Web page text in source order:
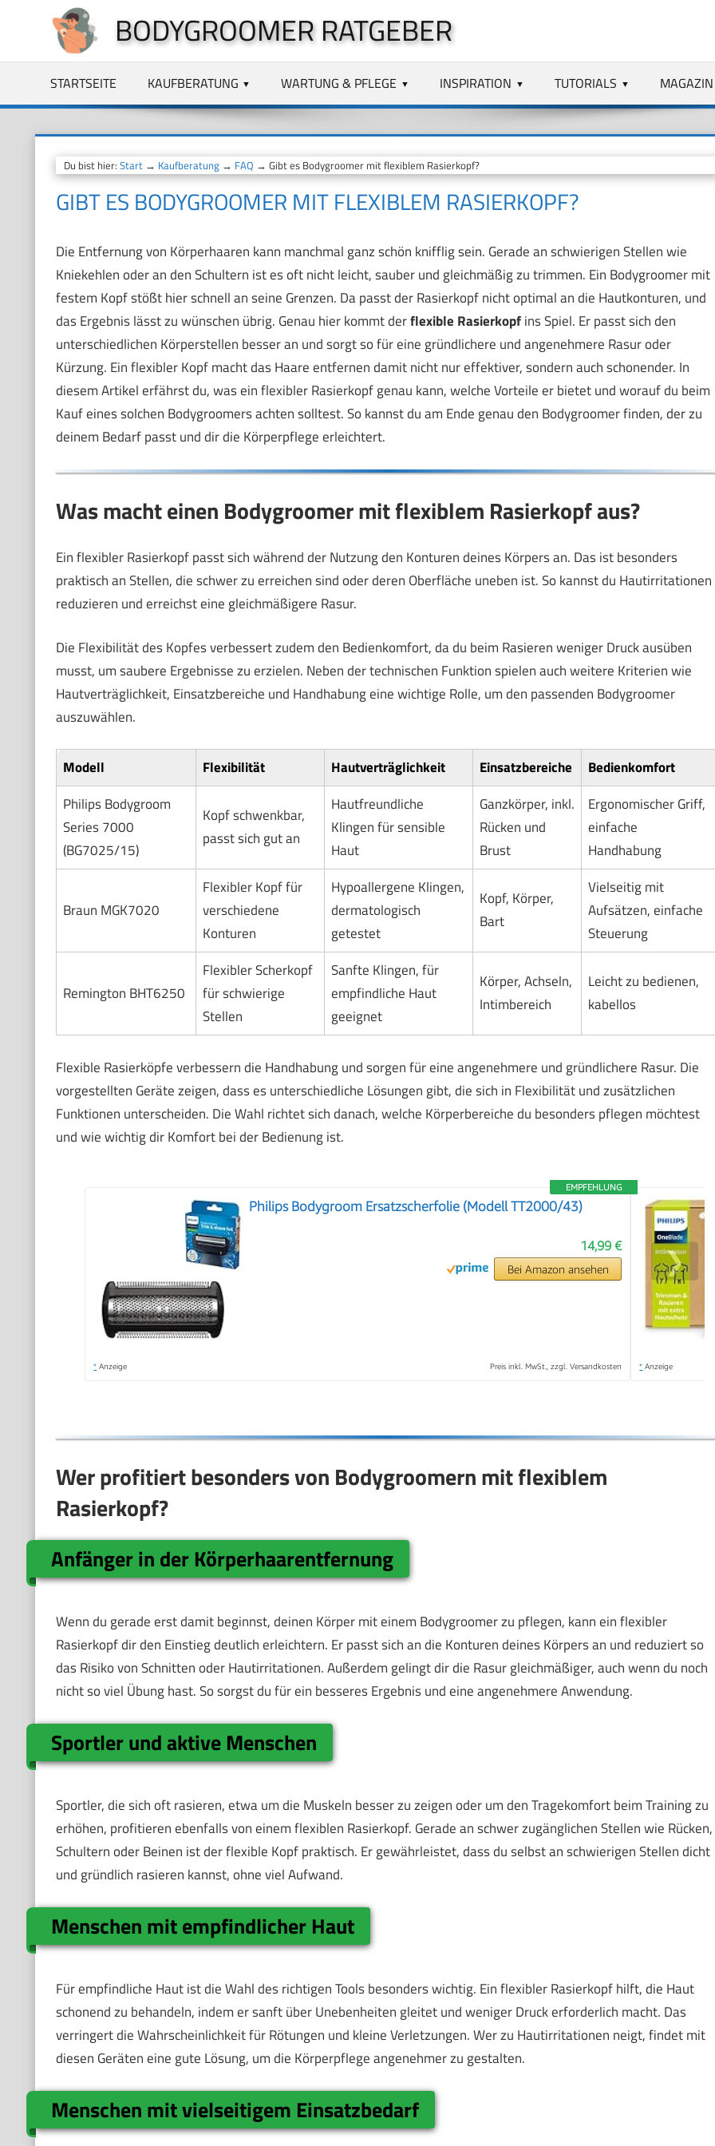
springen
BODYGROOMER RATGEBER
STARTSEITE KAUFBERATUNG WARTUNG & PFLEGE INSPIRATION TUTORIALS MAGAZIN
Du bist hier: Start→ Kaufberatung→ FAQ → Gibt es Bodygroomer mit flexiblem Rasierkopf?
GIBT ES BODYGROOMER MIT FLEXIBLEM RASIERKOPF?
Die Entfernung von Körperhaaren kann manchmal ganz schön knifflig sein. Gerade an schwierigen Stellen wie
Kniekehlen oder an den Schultern ist es oft nicht leicht, sauber und gleichmäßig zu trimmen. Ein Bodygroomer mit
festem Kopf stößt hier schnell an seine Grenzen. Da passt der Rasierkopf nicht optimal an die Hautkonturen, und
das Ergebnis lässt zu wünschen übrig. Genau hier kommt derflexible Rasierkopfins Spiel. Er passt sich den
unterschiedlichen Körperstellen besser an und sorgt so für eine gründlichere und angenehmere Rasur oder
Kürzung. Ein flexibler Kopf macht das Haare entfernen damit nicht nur effektiver, sondern auch schonender. In
diesem Artikel erfährst du, was ein flexibler Rasierkopf genau kann, welche Vorteile er bietet und worauf du beim
Kauf eines solchen Bodygroomers achten solltest. So kannst du am Ende genau den Bodygroomer finden, der zu
deinem Bedarf passt und dir die Körperpflege erleichtert.
Was macht einen Bodygroomer mit flexiblem Rasierkopf aus?
Ein flexibler Rasierkopf passt sich während der Nutzung den Konturen deines Körpers an. Das ist besonders
praktisch an Stellen, die schwer zu erreichen sind oder deren Oberfläche uneben ist. So kannst du Hautirritationen
reduzieren und erreichst eine gleichmäßigere Rasur.
Die Flexibilität des Kopfes verbessert zudem den Bedienkomfort, da du beim Rasieren weniger Druck ausüben
musst, um saubere Ergebnisse zu erzielen. Neben der technischen Funktion spielen auch weitere Kriterien wie
Hautverträglichkeit, Einsatzbereiche und Handhabung eine wichtige Rolle, um den passenden Bodygroomer
auszuwählen.
Modell Flexibilität Hautverträglichkeit Einsatzbereiche
Bedienkomfort
Philips Bodygroom
Series 7000
(BG7025/15)
Kopf schwenkbar,
passt sich gut an
Hautfreundliche
Klingen für sensible
Haut
Ganzkörper, inkl.
Rücken und
Brust
Ergonomischer Griff,
einfache
Handhabung
Braun MGK7020
Flexibler Kopf für
verschiedene
Konturen
Hypoallergene Klingen,
dermatologisch
getestet
Kopf, Körper,
Bart
Vielseitig mit
Aufsätzen, einfache
Steuerung
Remington BHT6250
Flexibler Scherkopf
für schwierige
Stellen
Sanfte Klingen, für
empfindliche Haut
geeignet
Körper, Achseln,
Intimbereich
Leicht zu bedienen,
kabellos
Flexible Rasierköpfe verbessern die Handhabung und sorgen für eine angenehmere und gründlichere Rasur. Die
vorgestellten Geräte zeigen, dass es unterschiedliche Lösungen gibt, die sich in Flexibilität und zusätzlichen
Funktionen unterscheiden. Die Wahl richtet sich danach, welche Körperbereiche du besonders pflegen möchtest
und wie wichtig dir Komfort bei der Bedienung ist.
EMPFEHLUNG
Philips Bodygroom Ersatzscherfolie (Modell TT2000/43)
14,99 €
Bei Amazon ansehen
* Anzeige Preis inkl. MwSt., zzgl. Versandkosten * Anzeige
❯
Wer profitiert besonders von Bodygroomern mit flexiblem
Rasierkopf?
Anfänger in der Körperhaarentfernung
Wenn du gerade erst damit beginnst, deinen Körper mit einem Bodygroomer zu pflegen, kann ein flexibler
Rasierkopf dir den Einstieg deutlich erleichtern. Er passt sich an die Konturen deines Körpers an und reduziert so
das Risiko von Schnitten oder Hautirritationen. Außerdem gelingt dir die Rasur gleichmäßiger, auch wenn du noch
nicht so viel Übung hast. So sorgst du für ein besseres Ergebnis und eine angenehmere Anwendung.
Sportler und aktive Menschen
Sportler, die sich oft rasieren, etwa um die Muskeln besser zu zeigen oder um den Tragekomfort beim Training zu
erhöhen, profitieren ebenfalls von einem flexiblen Rasierkopf. Gerade an schwer zugänglichen Stellen wie Rücken,
Schultern oder Beinen ist der flexible Kopf praktisch. Er gewährleistet, dass du selbst an schwierigen Stellen dicht
und gründlich rasieren kannst, ohne viel Aufwand.
Menschen mit empfindlicher Haut
Für empfindliche Haut ist die Wahl des richtigen Tools besonders wichtig. Ein flexibler Rasierkopf hilft, die Haut
schonend zu behandeln, indem er sanft über Unebenheiten gleitet und weniger Druck erforderlich macht. Das
verringert die Wahrscheinlichkeit für Rötungen und kleine Verletzungen. Wer zu Hautirritationen neigt, findet mit
diesen Geräten eine gute Lösung, um die Körperpflege angenehmer zu gestalten.
Menschen mit vielseitigem Einsatzbedarf